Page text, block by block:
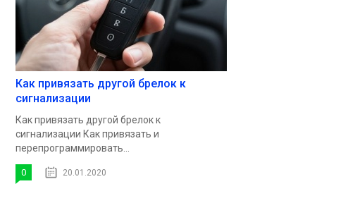
Как привязать другой брелок к
сигнализации
Как привязать другой брелок к
сигнализации Как привязать и
перепрограммировать...
0 20.01.2020